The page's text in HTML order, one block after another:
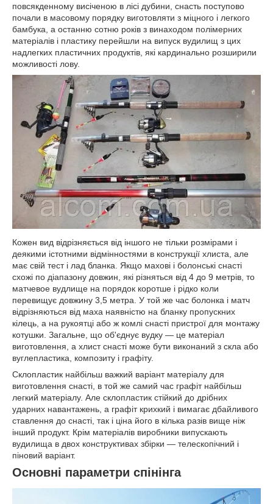
повсякденному висіченою в лісі дубини, снасть поступово
почали в масовому порядку виготовляти з міцного і легкого
бамбука, а останню сотню років з винаходом полімерних
матеріалів і пластику перейшли на випуск вудилищ з цих
надлегких пластичних продуктів, які кардинально розширили
можливості лову.
Кожен вид відрізняється від іншого не тільки розмірами і
деякими істотними відмінностями в конструкції хлиста, але
має свій тест і лад бланка. Якщо махові і болонські снасті
схожі по діапазону довжин, які різняться від 4 до 9 метрів, то
матчевое вудлище на порядок коротше і рідко коли
перевищує довжину 3,5 метра. У той же час болонка і матч
відрізняються від маха наявністю на бланку пропускних
кілець, а на рукоятці або ж комлі снасті пристрої для монтажу
котушки. Загальне, що об'єднує вудку — це матеріал
виготовлення, а хлист снасті може бути виконаний з скла або
вуглепластика, композиту і графіту.
Склопластик найбільш важкий варіант матеріалу для
виготовлення снасті, в той же самий час графіт найбільш
легкий матеріалу. Але склопластик стійкий до дрібних
ударних навантажень, а графіт крихкий і вимагає дбайливого
ставлення до снасті, так і ціна його в кілька разів вище ніж
інший продукт. Крім матеріалів виробники випускають
вудилища в двох конструктивах збірки — телескопічний і
піновий варіант.
Основні параметри спінінга